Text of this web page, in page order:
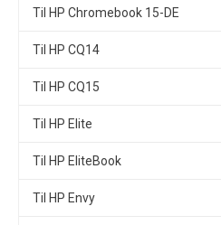
Til HP Chromebook 15-DE
Til HP CQ14
Til HP CQ15
Til HP Elite
Til HP EliteBook
Til HP Envy